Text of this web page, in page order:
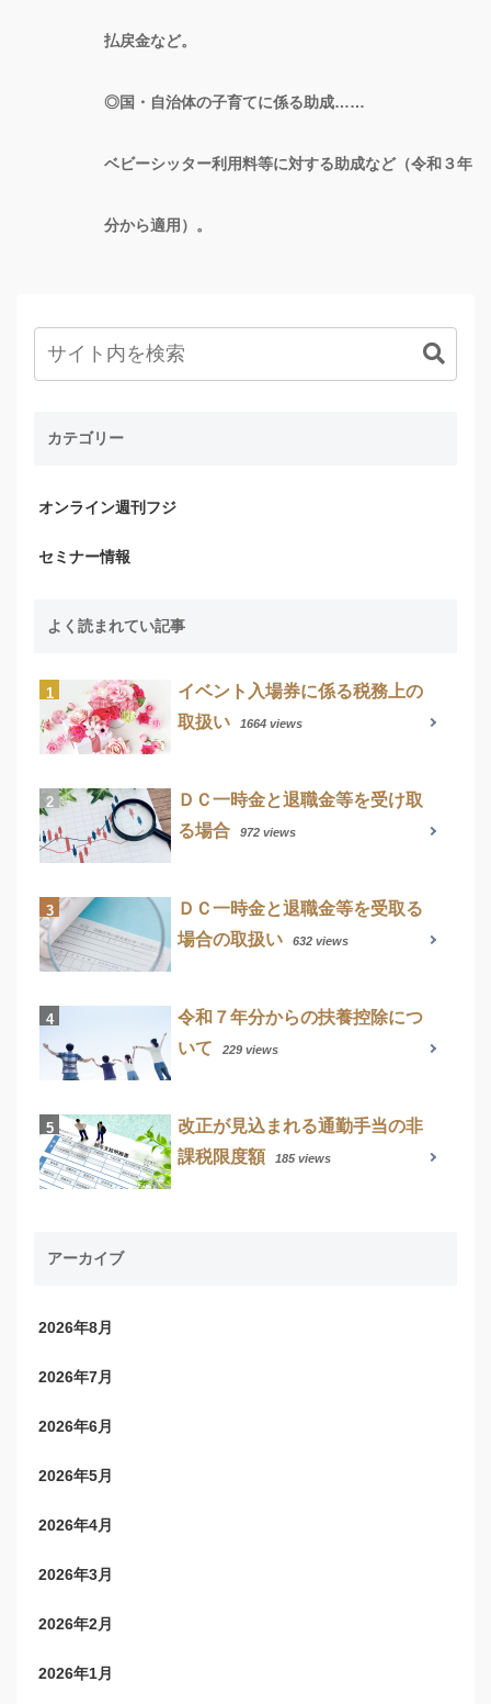
払戻金など。
◎国・自治体の子育てに係る助成……
ベビーシッター利用料等に対する助成など（令和３年
分から適用）。
カテゴリー
オンライン週刊フジ
セミナー情報
よく読まれてい記事
イベント入場券に係る税務上の
取扱い
1664 views
ＤＣ一時金と退職金等を受け取
る場合
972 views
ＤＣ一時金と退職金等を受取る
場合の取扱い
632 views
令和７年分からの扶養控除につ
いて
229 views
改正が見込まれる通勤手当の非
課税限度額
185 views
アーカイブ
2026年8月
2026年7月
2026年6月
2026年5月
2026年4月
2026年3月
2026年2月
2026年1月